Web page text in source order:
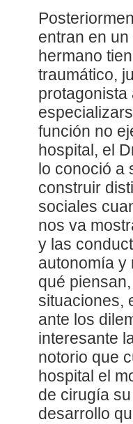
entran en
hermano
traumático,
protagonista
función no
hospital, el
lo conoció a
construir
sociales
nos va
y las
autonomía y
qué
situaciones,
ante los
interesante
notorio que
hospital el
de cirugía
desarrollo